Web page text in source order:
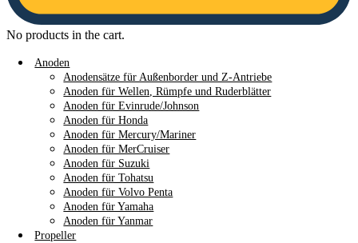
No products in the cart.
Anoden
Anodensätze für Außenborder und Z-Antriebe
Anoden für Wellen, Rümpfe und Ruderblätter
Anoden für Evinrude/Johnson
Anoden für Honda
Anoden für Mercury/Mariner
Anoden für MerCruiser
Anoden für Suzuki
Anoden für Tohatsu
Anoden für Volvo Penta
Anoden für Yamaha
Anoden für Yanmar
Propeller